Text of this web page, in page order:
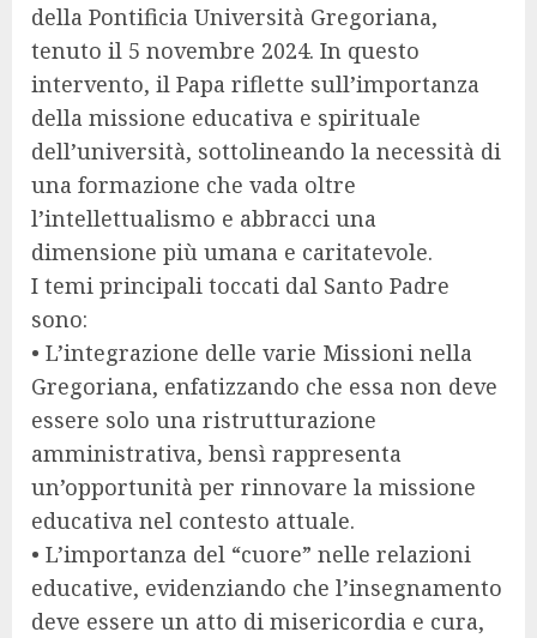
della Pontificia Università Gregoriana,
tenuto il 5 novembre 2024. In questo
intervento, il Papa riflette sull’importanza
della missione educativa e spirituale
dell’università, sottolineando la necessità di
una formazione che vada oltre
l’intellettualismo e abbracci una
dimensione più umana e caritatevole.
I temi principali toccati dal Santo Padre
sono:
• L’integrazione delle varie Missioni nella
Gregoriana, enfatizzando che essa non deve
essere solo una ristrutturazione
amministrativa, bensì rappresenta
un’opportunità per rinnovare la missione
educativa nel contesto attuale.
• L’importanza del “cuore” nelle relazioni
educative, evidenziando che l’insegnamento
deve essere un atto di misericordia e cura,